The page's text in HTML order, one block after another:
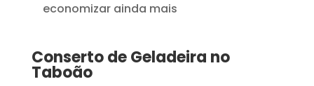
economizar ainda mais
Conserto de Geladeira no
Taboão